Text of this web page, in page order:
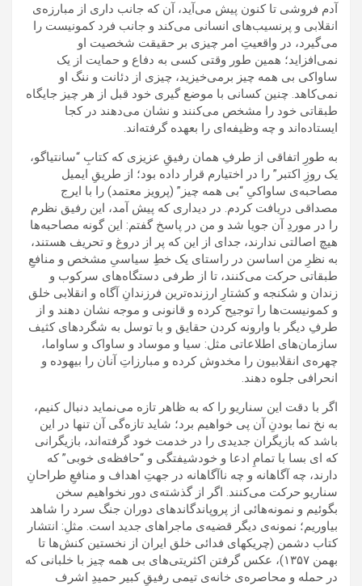
آدم فروشی تا کنون پیش می‌آید، آن که جانب داری از مبارزه‌ی
انقلابی و پرنسیب‌های انسانی می‌کند و جانب فرد کمونیست را
می‌گیرد، در واقعیتِ امر چیزی بر حقیقت شخصیت او
نمی‌افزاید؛ همین طور وقتی کسی به دفاع و حمایت از یک
ساواکی بی همه چیز برمی‌خیزید، چیزی از دئانت و ننگ او
نمی‌کاهد. چنین کسانی با موضع گیری خود قبل از هر چیز جایگاه
طبقاتی خود را مشخص می‌کنند و نشان می‌دهند در کجا
ایستاده‌اند و چه وظیفه‌ای را بعهده گرفته‌اند.
به طورِ اتفاقی از طرفِ همان رفیقِ عزیزی که کتابِ “سانتیاگو،
یک روزِ اکتبر” را در اختیارم قرار داده بود؛ از طریقِ ایمیل
مصاحبه‌ی ساواکیِ “بی همه چیز” (پرویز معتمد) را با ایرج
مصداقی دریافت کردم. در دیداری که پیش آمد، این رفیق نظرم
را در موردِ آن جویا شد و من در پاسخ گفتم: این گونه مصاحبه‌ها
هیچ اصالتی ندارند، جدای از این که پر از دروغ و تحریف هستند،
به نظرِ من اساسن در راستای یک خطِ سیاسیِ مشخص و منافعِ
طبقاتی حرکت می‌کنند، تا از طرفی دستگاه‌های سرکوب و
زندان و شکنجه و کشتارِ ارزنده‌ترین فرزندانِ آگاه و انقلابی خلق
و کمونیست‌ها را توجیح کرده و قانونی و موجه نشان دهند و از
طرفِ دیگر با وارونه کردن حقایق و با توسل به شگردهای کثیف
سازمان‌های اطلاعاتی مثل: سیا و موساد و ساواک و ساواما،
چهره‌ی انقلابیون را مخدوش کرده و مبارزاتِ آنان را بیهوده و
انحرافی جلوه دهند.
اگر با دقت این سناریو را که به ظاهر تازه می‌نماید دنبال کنیم،
به نخ نما بودنِ آن پی خواهیم برد؛ شاید تازه‌گی آن تنها در این
باشد که بازیگران جدیدی را در خدمت خود گرفته‌اند، بازیگرانی
که ای بسا با تمامِ ادعا و خودشیفتگی‌ و “حافظه‌ی خوبی” که
دارند، چه آگاهانه و چه ناآگاهانه در جهتِ اهداف و منافعِ طراحانِ
سناریو حرکت می‌کنند. اگر از گذشته‌ی دور نخواهیم سخن
بگوئیم و نمونه‌هائی از پروپاندگاندهای دوران جنگ سرد را شاهد
بیاوریم؛ نمونه‌ی دیگر قضیه‌ی ماجراهای جدید است. مثلِ: انتشار
کتاب دشمن (چریکهای فدائی خلق ایران از نخستین کنش‌ها تا
بهمن ۱٣۵۷)، عکس گرفتن اکثریتی‌های بی همه چیز با خلبانی که
در حمله و محاصره‌ی خانه‌ی تیمی رفیقِ کبیر حمیدِ اشرف